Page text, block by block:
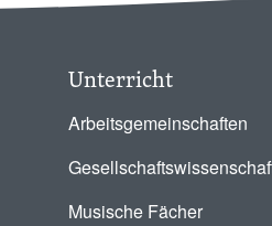
Unterricht
Arbeitsgemeinschaften
Musische Fächer